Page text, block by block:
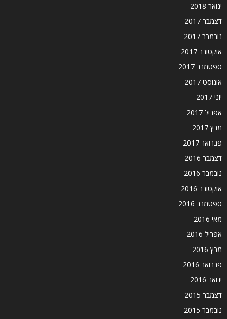
ינואר 2018
דצמבר 2017
נובמבר 2017
אוקטובר 2017
ספטמבר 2017
אוגוסט 2017
יוני 2017
אפריל 2017
מרץ 2017
פברואר 2017
דצמבר 2016
נובמבר 2016
אוקטובר 2016
ספטמבר 2016
מאי 2016
אפריל 2016
מרץ 2016
פברואר 2016
ינואר 2016
דצמבר 2015
נובמבר 2015